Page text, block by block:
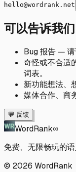
hello@wordrank.net
可以告诉我们
Bug 报告 — 请
奇怪或不合适
词表。
新功能想法、
媒体合作、商
💬 反馈
WordRank∞
免费、无限畅玩的语
© 2026 WordRank